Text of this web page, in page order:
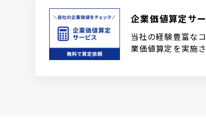
企業価値算定サ
当社の経験豊富な
業価値算定を実施